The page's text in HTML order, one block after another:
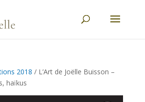
2018 / L’Art de Joëlle Buisson –
haïkus